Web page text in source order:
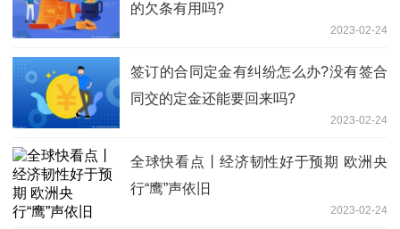
的欠条有用吗?
2023-02-24
签订的合同定金有纠纷怎么办?没有签合
同交的定金还能要回来吗?
2023-02-24
全球快看点丨经济韧性好于预期 欧洲央
行“鹰”声依旧
2023-02-24